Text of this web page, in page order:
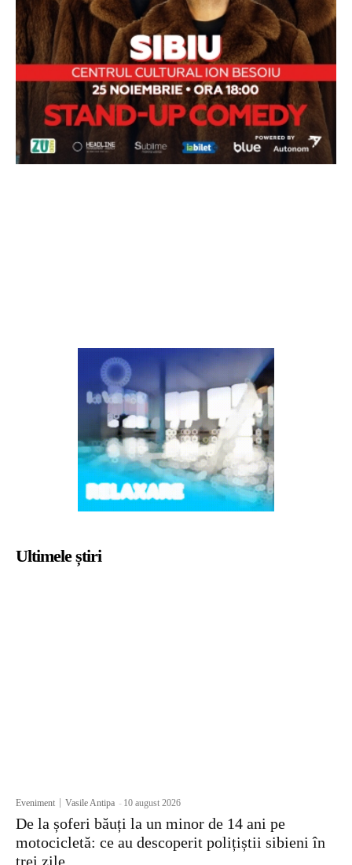
Ultimele știri
Eveniment Vasile Antipa - 10 august 2026
De la șoferi băuți la un minor de 14 ani pe
motocicletă: ce au descoperit polițiștii sibieni în
trei zile